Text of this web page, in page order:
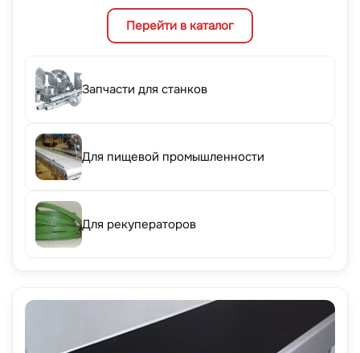
Перейти в каталог
Запчасти для станков
Для пищевой промышленности
Для рекуператоров